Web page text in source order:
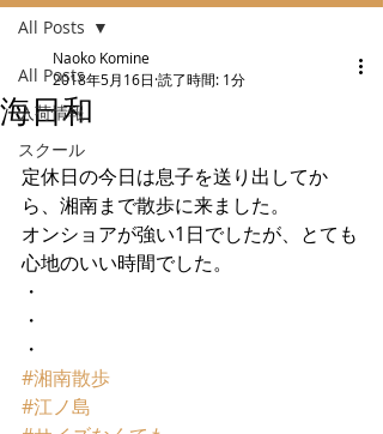
All Posts
入荷情報
スクール
All Posts
海日和
Naoko Komine
2018年5月16日 読了時間: 1分
定休日の今日は息子を送り出してか
ら、湘南まで散歩に来ました。
オンショアが強い1日でしたが、とても
心地のいい時間でした。
・
・
・
#湘南散歩
#江ノ島